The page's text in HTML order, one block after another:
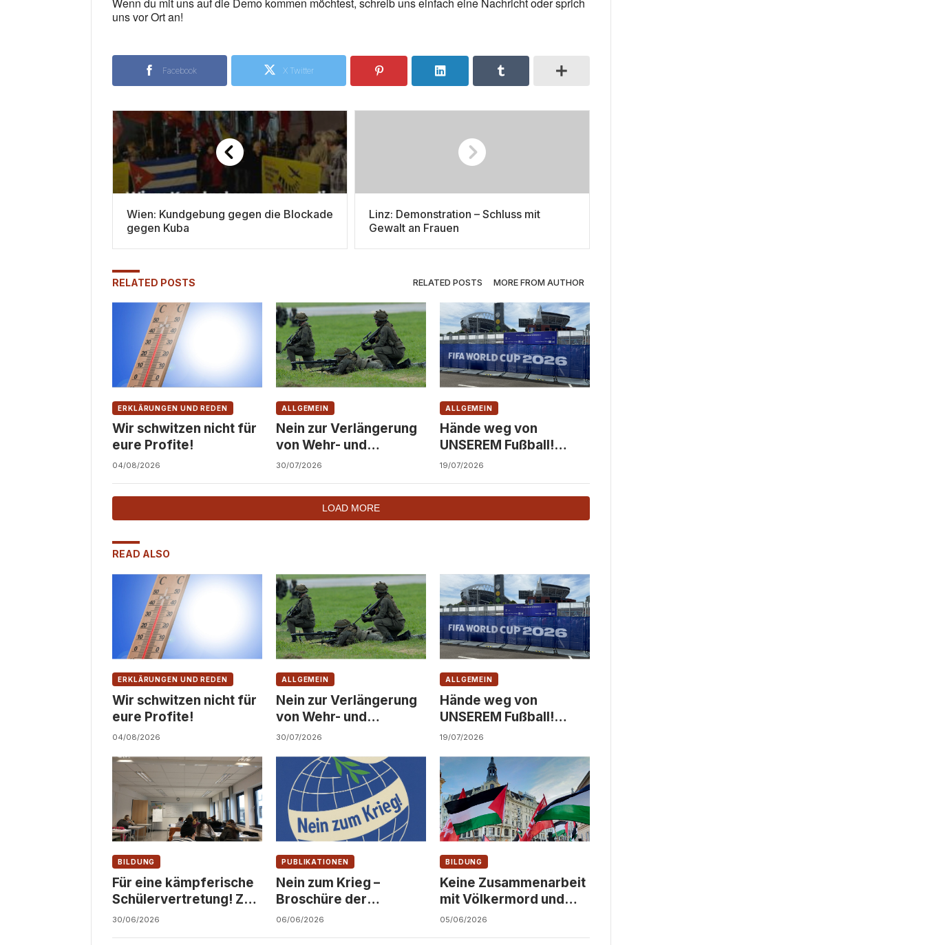
uns vor Ort an!
Facebook X Twitter
Wien: Kundgebung gegen die Blockade
gegen Kuba
Linz: Demonstration – Schluss mit
Gewalt an Frauen
RELATED POSTS RELATED POSTS MORE FROM AUTHOR
ERKLÄRUNGEN UND REDEN
Wir schwitzen nicht für
eure Profite!
04/08/2026
ALLGEMEIN
Nein zur Verlängerung
von Wehr- und
Zivildienst!
30/07/2026
ALLGEMEIN
Hände weg von
UNSEREM Fußball!
Solidarität statt
19/07/2026
LOAD MORE
READ ALSO
ERKLÄRUNGEN UND REDEN
Wir schwitzen nicht für
eure Profite!
04/08/2026
ALLGEMEIN
Nein zur Verlängerung
von Wehr- und
Zivildienst!
30/07/2026
ALLGEMEIN
Hände weg von
UNSEREM Fußball!
Solidarität statt
19/07/2026
BILDUNG
Für eine kämpferische
Schülervertretung! Zu
den LSV-Wahlen
30/06/2026
PUBLIKATIONEN
Nein zum Krieg –
Broschüre der
Jugendfront
06/06/2026
BILDUNG
Keine Zusammenarbeit
mit Völkermord und
Besatzung an
05/06/2026